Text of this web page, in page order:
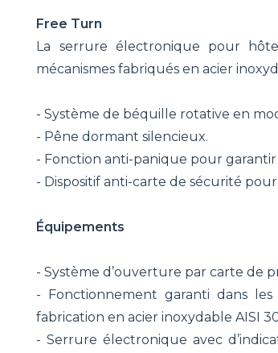
Free Turn
La serrure électronique pour
mécanismes fabriqués en acier
- Système de béquille rotative en
- Pêne dormant silencieux.
- Fonction anti-panique pour garantir
- Dispositif anti-carte de sécurité
Équipements
- Système d’ouverture par carte de
- Fonctionnement garanti dans
fabrication en acier inoxydable AISI
- Serrure électronique avec